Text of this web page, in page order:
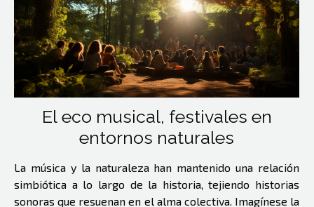
El eco musical, festivales en
entornos naturales
La música y la naturaleza han mantenido una relación
simbiótica a lo largo de la historia, tejiendo historias
sonoras que resuenan en el alma colectiva. Imagínese la